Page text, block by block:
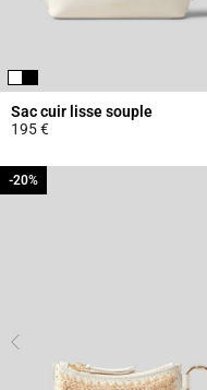
Sac cuir lisse souple
195 €
-20%
-20%